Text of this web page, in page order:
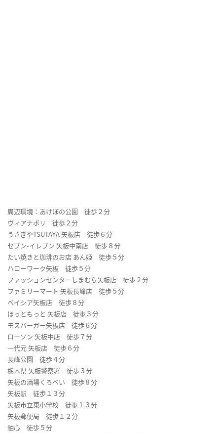
周辺環境：あけぼの公園 徒歩２分
ヴィアナポリ 徒歩２分
うさぎやTSUTAYA 矢板店 徒歩６分
セブン-イレブン 矢板中南店 徒歩８分
たい焼きと珈琲のお店 あん姫 徒歩５分
ハローワーク矢板 徒歩５分
ファッションセンターしまむら矢板店 徒歩２分
ファミリーマート 矢板長峰店 徒歩５分
ベイシア矢板店 徒歩８分
ほっともっと 矢板店 徒歩３分
モスバーガー矢板店 徒歩６分
ローソン 矢板中店 徒歩７分
一代元 矢板店 徒歩６分
長峰公園 徒歩４分
栃木県 矢板警察署 徒歩３分
矢板の酒場くろべい 徒歩８分
矢板駅 徒歩１３分
矢板市立東小学校 徒歩１３分
矢板郵便局 徒歩１２分
舳心 徒歩５分